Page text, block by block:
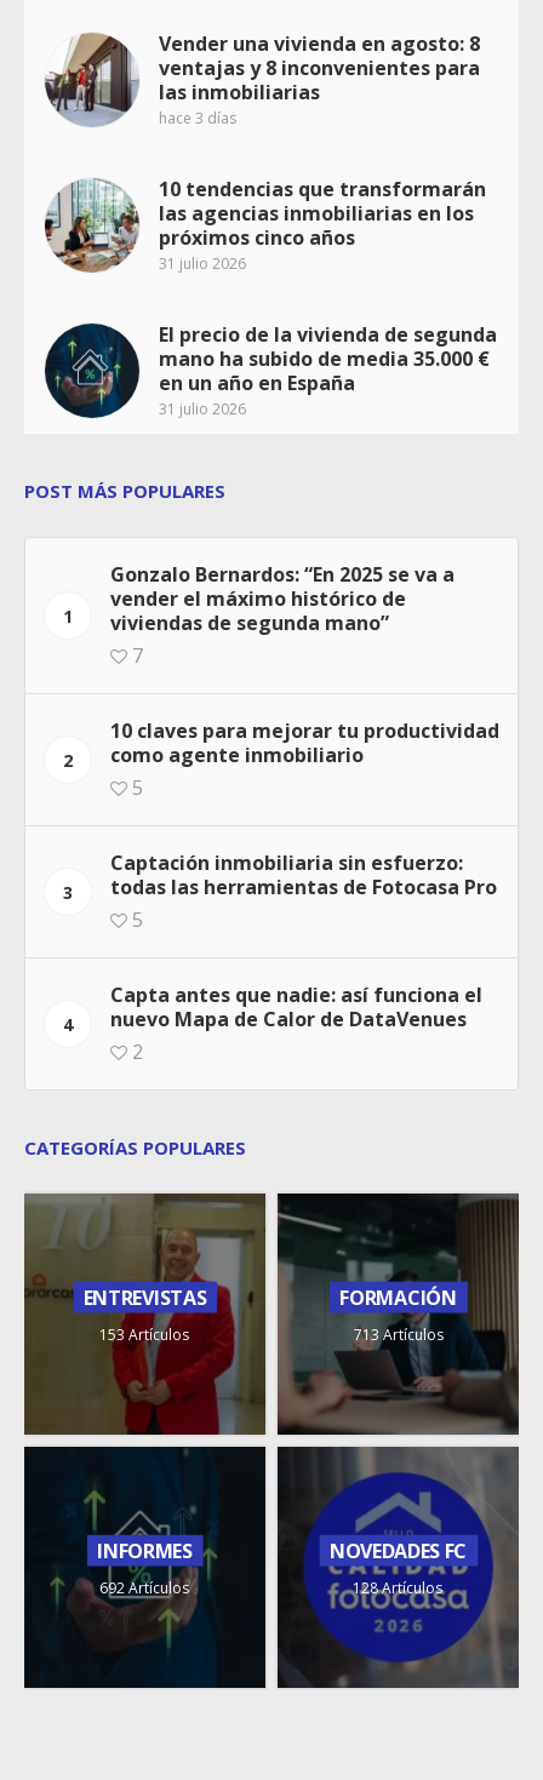
Vender una vivienda en agosto: 8
ventajas y 8 inconvenientes para
las inmobiliarias
hace 3 días
10 tendencias que transformarán
las agencias inmobiliarias en los
próximos cinco años
31 julio 2026
El precio de la vivienda de segunda
mano ha subido de media 35.000 €
en un año en España
31 julio 2026
POST MÁS POPULARES
1
Gonzalo Bernardos: “En 2025 se va a
vender el máximo histórico de
viviendas de segunda mano”
7
2
10 claves para mejorar tu productividad
como agente inmobiliario
5
3
Captación inmobiliaria sin esfuerzo:
todas las herramientas de Fotocasa Pro
5
4
Capta antes que nadie: así funciona el
nuevo Mapa de Calor de DataVenues
2
CATEGORÍAS POPULARES
ENTREVISTAS
153 Artículos
FORMACIÓN
713 Artículos
INFORMES
692 Artículos
NOVEDADES FC
128 Artículos